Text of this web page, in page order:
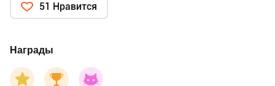
51 Нравится
Награды